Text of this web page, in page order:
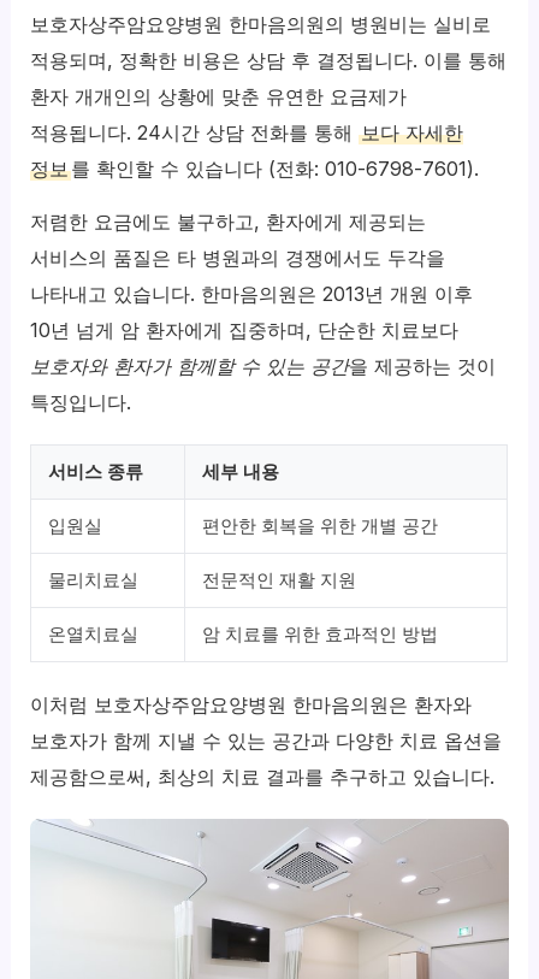
보호자상주암요양병원 한마음의원의 병원비는 실비로
적용되며, 정확한 비용은 상담 후 결정됩니다. 이를 통해
환자 개개인의 상황에 맞춘 유연한 요금제가
적용됩니다. 24시간 상담 전화를 통해보다 자세한
정보를 확인할 수 있습니다 (전화: 010-6798-7601).
저렴한 요금에도 불구하고, 환자에게 제공되는
서비스의 품질은 타 병원과의 경쟁에서도 두각을
나타내고 있습니다. 한마음의원은 2013년 개원 이후
10년 넘게 암 환자에게 집중하며, 단순한 치료보다
보호자와 환자가 함께할 수 있는 공간을 제공하는 것이
특징입니다.
서비스 종류 세부 내용
입원실 편안한 회복을 위한 개별 공간
물리치료실 전문적인 재활 지원
온열치료실 암 치료를 위한 효과적인 방법
이처럼 보호자상주암요양병원 한마음의원은 환자와
보호자가 함께 지낼 수 있는 공간과 다양한 치료 옵션을
제공함으로써, 최상의 치료 결과를 추구하고 있습니다.